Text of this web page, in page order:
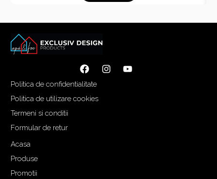
Politica de confidentialitate
Politica de utilizare cookies
Termeni si conditii
Formular de retur
Acasa
Produse
Promotii